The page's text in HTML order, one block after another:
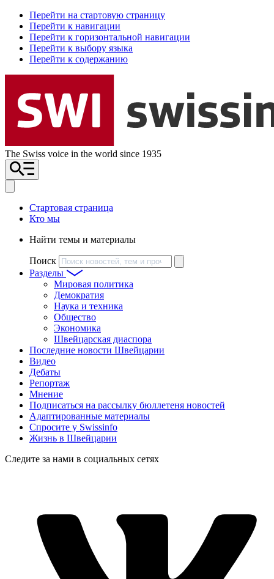
Перейти на стартовую страницу
Перейти к навигации
Перейти к горизонтальной навигации
Перейти к выбору языка
Перейти к содержанию
The Swiss voice in the world since 1935
Стартовая страница
Кто мы
Найти темы и материалы
Поиск
Разделы
Мировая политика
Демократия
Наука и техника
Общество
Экономика
Швейцарская диаспора
Последние новости Швейцарии
Видео
Дебаты
Репортаж
Мнение
Подписаться на рассылку бюллетеня новостей
Адаптированные материалы
Спросите у Swissinfo
Жизнь в Швейцарии
Следите за нами в социальных сетях